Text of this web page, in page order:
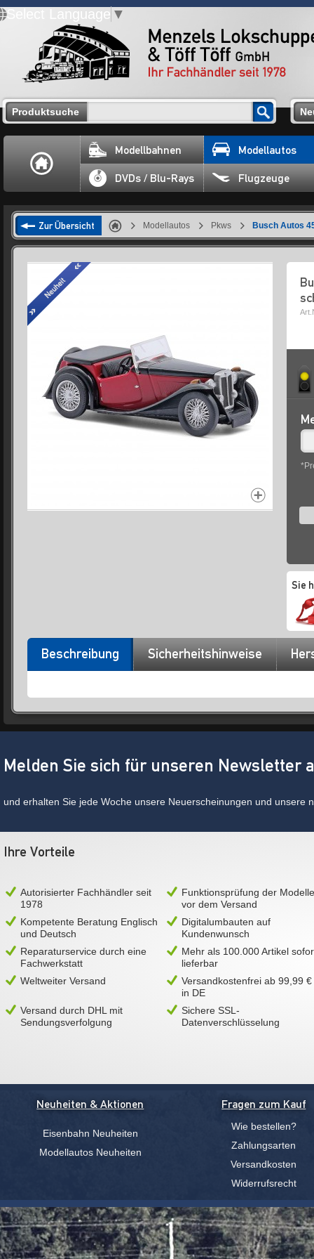
Select Language ▼
Produktsuche
Modellbahnen Modellautos
DVDs / Blu-Rays Flugzeuge
Zur Übersicht Modellautos Pkws Busch Autos
Sie
Beschreibung Sicherheitshinweise
Melden Sie sich für unseren Newsletter
und erhalten Sie jede Woche unsere Neuerscheinungen und unsere
Ihre Vorteile
Autorisierter Fachhändler seit
1978
Funktionsprüfung der Modelle
vor dem Versand
Kompetente Beratung Englisch
und Deutsch
Digitalumbauten auf
Kundenwunsch
Reparaturservice durch eine
Fachwerkstatt
Mehr als 100.000 Artikel
lieferbar
Weltweiter Versand
Versandkostenfrei ab 99,99 €
in DE
Versand durch DHL mit
Sendungsverfolgung
Sichere SSL-
Datenverschlüsselung
Neuheiten & Aktionen
Eisenbahn Neuheiten
Modellautos Neuheiten
Fragen zum Kauf
Wie bestellen?
Zahlungsarten
Versandkosten
Widerrufsrecht